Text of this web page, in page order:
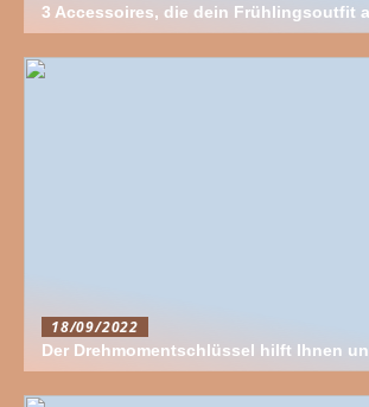
3 Accessoires, die dein Frühlingsoutfit
18/09/2022
Der Drehmomentschlüssel hilft Ihnen